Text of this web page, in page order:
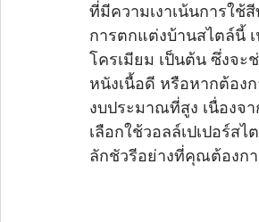
ที่มีความเงาเน้นการใ
การตกแต่งบ้านสไตล์นี้
โครเมียม เป็นต้น ซึ่งจะ
หนังเนื้อดี หรือหากต้อง
งบประมาณที่สูง เนื่องจ
เลือกใช้วอลล์เปเปอร์ส
ลักชัวรีอย่างที่คุณต้องก